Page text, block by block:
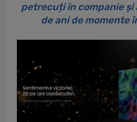
petrecuți în companie și
de ani de momente